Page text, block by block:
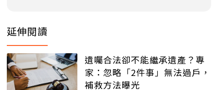
延伸閱讀
遺囑合法卻不能繼承遺產？專
家：忽略「2件事」無法過戶，
補救方法曝光